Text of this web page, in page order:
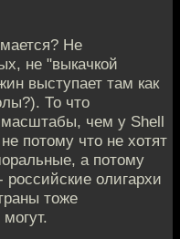
Не
не "выкачкой
выступает там как
То что
чем у Shell
потому что не хотят
а потому
российские олигархи
тоже